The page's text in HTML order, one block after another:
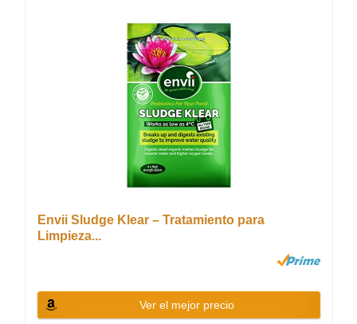
Envii Sludge Klear – Tratamiento para
Limpieza...
Ver el mejor precio